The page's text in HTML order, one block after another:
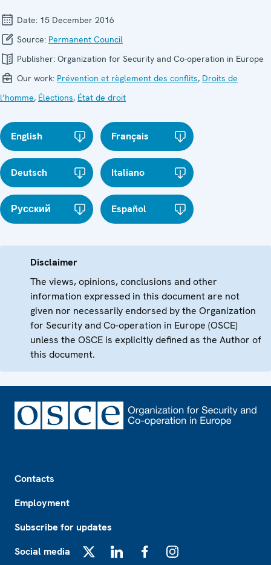
Date: 15 December 2016
Source: Permanent Council
Publisher: Organization for Security and Co-operation in Europe
Our work: Prévention et règlement des conflits, Droits de
l’homme, Élections, État de droit
English Français
Deutsch Italiano
Русский Español
Disclaimer
The views, opinions, conclusions and other
information expressed in this document are not
given nor necessarily endorsed by the Organization
for Security and Co-operation in Europe (OSCE)
unless the OSCE is explicitly defined as the Author of
this document.
Contacts
Employment
Subscribe for updates
Social media